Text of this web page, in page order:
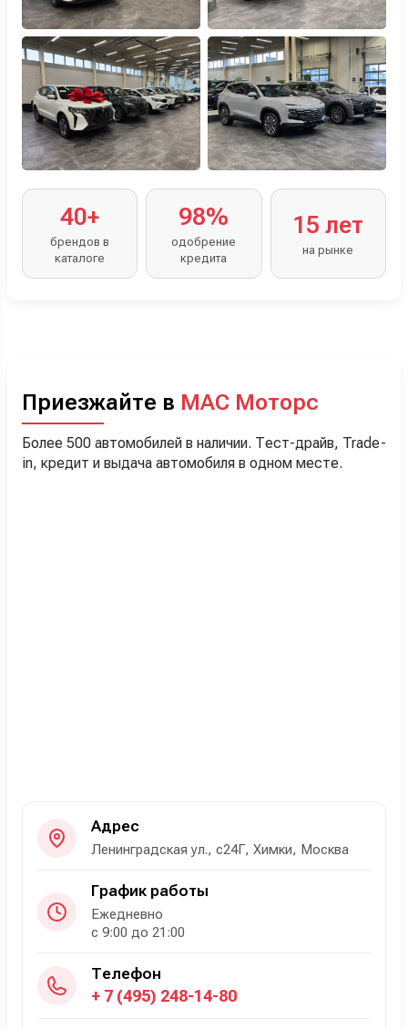
40+
брендов в
каталоге
98%
одобрение
кредита
15 лет
на рынке
Приезжайте в МАС Моторс
Более 500 автомобилей в наличии. Тест-драйв, Trade-
in, кредит и выдача автомобиля в одном месте.
Адрес
Ленинградская ул., с24Г, Химки, Москва
График работы
Ежедневно
с 9:00 до 21:00
Телефон
+ 7 (495) 248-14-80